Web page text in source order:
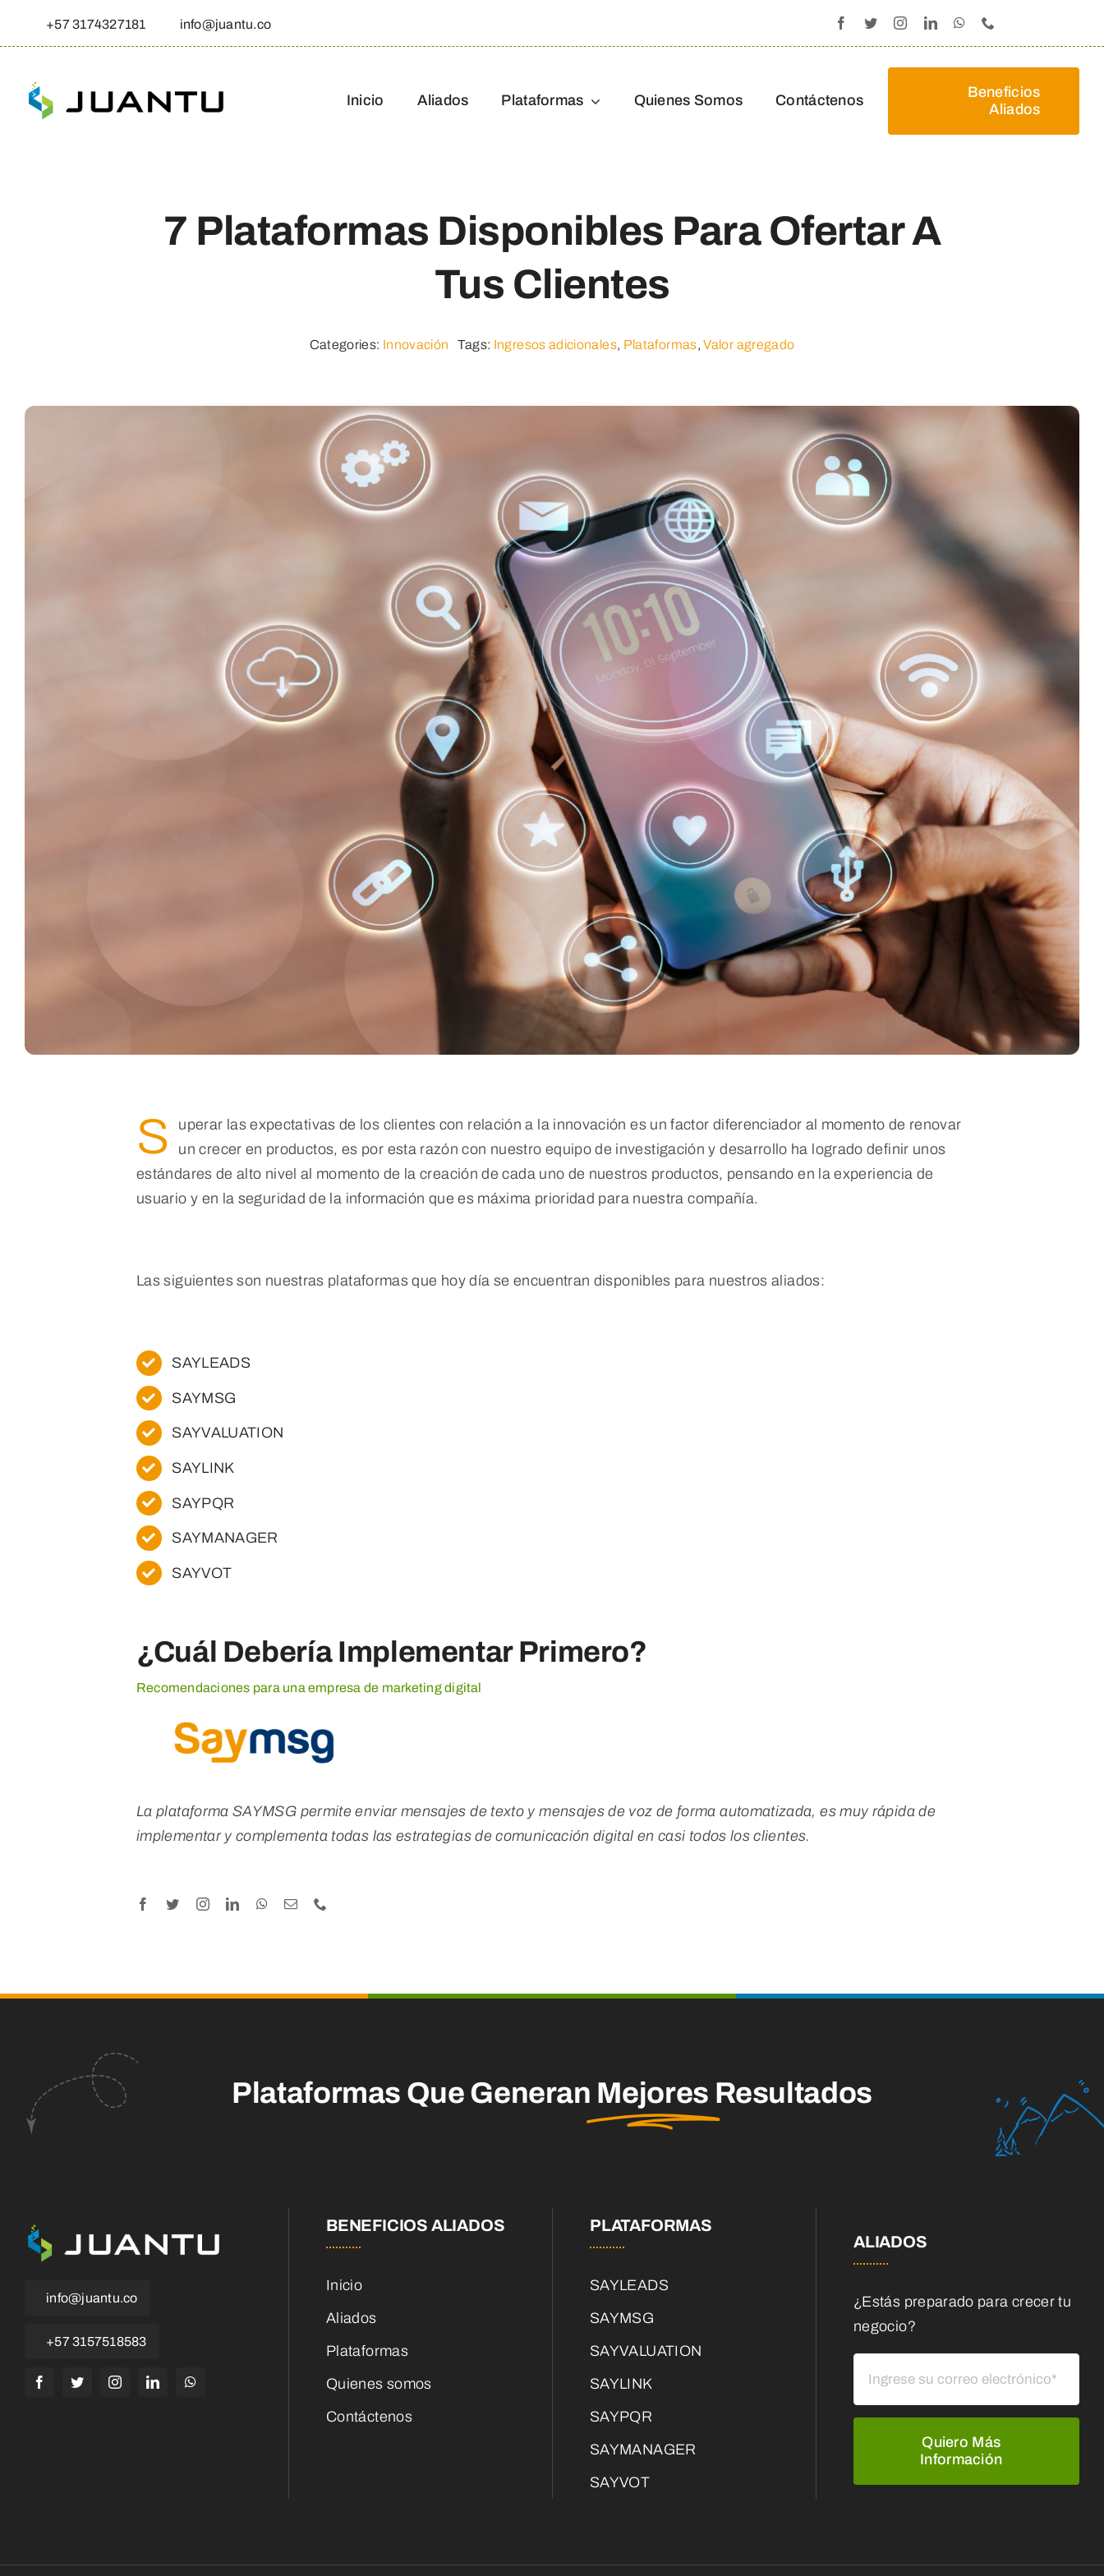
+57 3174327181 info@juantu.co
Inicio Aliados Plataformas Quienes Somos Contáctenos
Beneficios
Aliados
7 Plataformas Disponibles Para Ofertar A
Tus Clientes
Categories: Innovación Tags: Ingresos adicionales, Plataformas,Valor agregado
S
uperar las expectativas de los clientes con relación a la innovación es un factor diferenciador al momento de renovar
un crecer en productos, es por esta razón con nuestro equipo de investigación y desarrollo ha logrado definir unos
estándares de alto nivel al momento de la creación de cada uno de nuestros productos, pensando en la experiencia de
usuario y en la seguridad de la información que es máxima prioridad para nuestra compañía.
Las siguientes son nuestras plataformas que hoy día se encuentran disponibles para nuestros aliados:
SAYLEADS
SAYMSG
SAYVALUATION
SAYLINK
SAYPQR
SAYMANAGER
SAYVOT
¿Cuál Debería Implementar Primero?
Recomendaciones para una empresa de marketing digital
La plataforma SAYMSG permite enviar mensajes de texto y mensajes de voz de forma automatizada, es muy rápida de
implementar y complementa todas las estrategias de comunicación digital en casi todos los clientes.
Plataformas Que Generan Mejores Resultados
info@juantu.co
+57 3157518583
BENEFICIOS ALIADOS
Inicio
Aliados
Plataformas
Quienes somos
Contáctenos
PLATAFORMAS
SAYLEADS
SAYMSG
SAYVALUATION
SAYLINK
SAYPQR
SAYMANAGER
SAYVOT
ALIADOS
¿Estás preparado para crecer tu
negocio?
Quiero Más
Información